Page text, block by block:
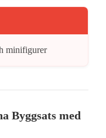
minifigurer
Byggsats med